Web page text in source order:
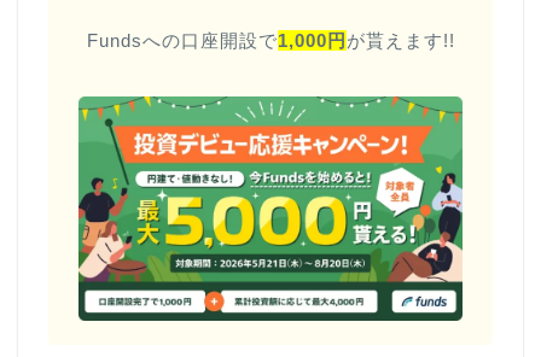
Fundsへの口座開設で1,000円 が貰えます!!